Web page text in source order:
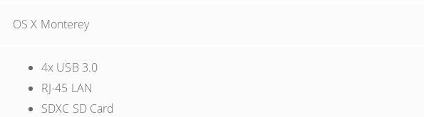
OS X Monterey
4x USB 3.0
RJ-45 LAN
SDXC SD Card